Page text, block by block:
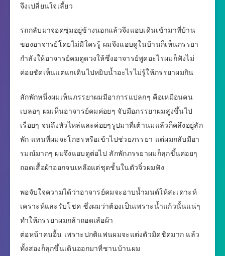
จึงเปลี่ยนใจเลี้ยว
รถกลับมาจอดซุ่มอยู่ข้างนอกแล้วจึงแอบเดินเข้ามาที่บ้าน
ของอาจารย์โดยไม่มีใครรู้ ผมจึงแอบดูในบ้านก็เห็นภรรยา
กำลังให้อาจารย์คมดูดวงให้ซึ่งอาจารย์พูดอะไรผมก็ฟังไม่
ค่อยชัดเห็นแต่แกเดินไปหยิบน้ำอะไรไม่รู้ให้ภรรยาผมกิน
สักพักหนึ่งผมเห็นภรรยาผมมีอาการแปลกๆ คือเหมือนคน
เบลอๆ ผมเห็นอาจารย์คมค่อยๆ จับมือภรรยาผมสูงขึ้นไป
เรื่อยๆ จนถึงหัวไหล่และค่อยๆรูปมาที่เต้านมแล้วก็คลึงอยู่สัก
พัก แทนที่ผมจะโกธรหรือเข้าไปช่วยภรรยา แต่ผมกลับมีอา
รมณ์มากๆ ผมจึงแอบดูต่อไป สักพักภรรยาผมก็ลุกขึ้นค่อยๆ
ถอดเสื้อผ้าออกจนเหลือแต่ชุดชั้นในตัวจิ๋วผมฟัง
พอจับใจความได้ว่าอาจารย์คมจะอาบน้ำมนต์ให้สะเดาะห์
เคราะห์และรับโชค ซึ่งผมว่าต้องเป็นเพราะน้ำแก้วนั้นแน่ๆ
ทำให้ภรรยาผมกล้าถอดเส้อผ้า
ต่อหน้าคนอื้น เพราะปกติแฟนผมจะแต่งตัวมิดชิดมาก แล้ว
ทั้งสองก็ลุกขึ้นเดินออกมาที่ชานบ้านผม